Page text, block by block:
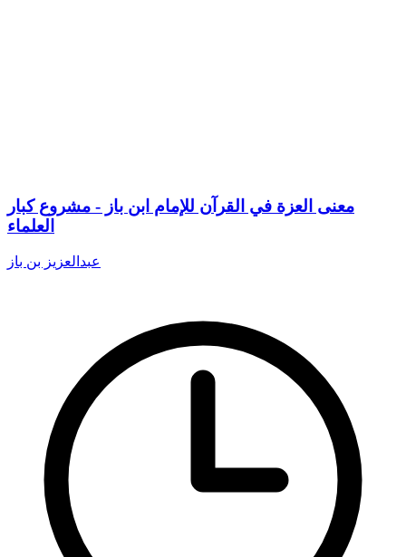
معنى العزة في القرآن للإمام ابن باز - مشروع كبار
العلماء
عبدالعزيز بن باز